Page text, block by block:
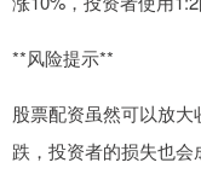
**风险提示**
股票配资虽然可以放
跌，投资者的损失也